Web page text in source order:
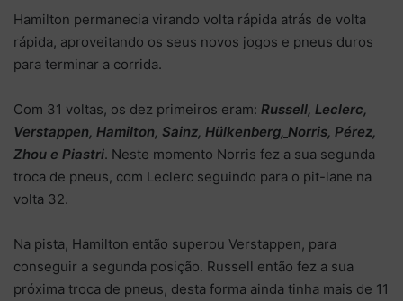
Hamilton permanecia virando volta rápida atrás de volta
rápida, aproveitando os seus novos jogos e pneus duros
para terminar a corrida.
Com 31 voltas, os dez primeiros eram: Russell, Leclerc,
Verstappen, Hamilton, Sainz, Hülkenberg, Norris, Pérez,
Zhou e Piastri. Neste momento Norris fez a sua segunda
troca de pneus, com Leclerc seguindo para o pit-lane na
volta 32.
Na pista, Hamilton então superou Verstappen, para
conseguir a segunda posição. Russell então fez a sua
próxima troca de pneus, desta forma ainda tinha mais de 11